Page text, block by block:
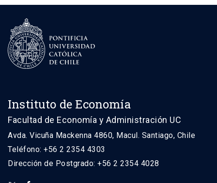
Instituto de Economía
Facultad de Economía y Administración UC
Avda. Vicuña Mackenna 4860, Macul. Santiago, Chile
Teléfono: +56 2 2354 4303
Dirección de Postgrado: +56 2 2354 4028